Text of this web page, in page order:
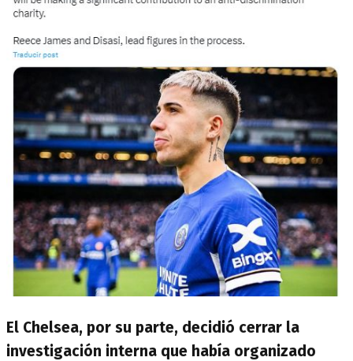
El Chelsea, por su parte, decidió cerrar la
investigación interna que había organizado